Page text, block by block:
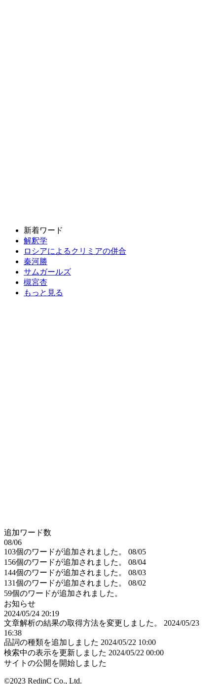
新着ワード
解釈学
ロシアによるクリミアの併合
秦河勝
サムガールズ
槻宮杏
もっと見る
追加ワード数
08/06
103個のワードが追加されました。
08/05
156個のワードが追加されました。
08/04
144個のワードが追加されました。
08/03
131個のワードが追加されました。
08/02
59個のワードが追加されました。
お知らせ
2024/05/24 20:19
文章解析の結果の取得方法を変更しました。
2024/05/23
16:38
品詞の種類を追加しました 2024/05/22 10:00
検索中の表示を更新しました 2024/05/22 00:00
サイトの公開を開始しました
©2023 RedinC Co., Ltd.